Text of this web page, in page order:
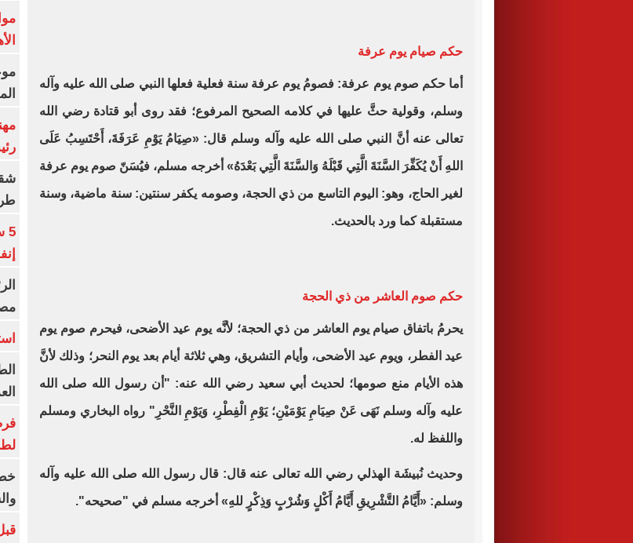
حكم صيام يوم عرفة
أما حكم صوم يوم عرفة: فصومُ يوم عرفة سنة فعلية فعلها النبي صلى الله عليه وآله
وسلم، وقولية حثَّ عليها في كلامه الصحيح المرفوع؛ فقد روى أبو قتادة رضي الله
تعالى عنه أنَّ النبي صلى الله عليه وآله وسلم قال: «صِيَامُ يَوْمِ عَرَفَةَ، أَحْتَسِبُ عَلَى
اللهِ أَنْ يُكَفِّرَ السَّنَةَ الَّتِي قَبْلَهُ وَالسَّنَةَ الَّتِي بَعْدَهُ» أخرجه مسلم، فيُسَنّ صوم يوم عرفة
لغير الحاج، وهو: اليوم التاسع من ذي الحجة، وصومه يكفر سنتين: سنة ماضية، وسنة
مستقبلة كما ورد بالحديث.
حكم صوم العاشر من ذي الحجة
يحرمُ باتفاق صيام يوم العاشر من ذي الحجة؛ لأنَّه يوم عيد الأضحى، فيحرم صوم يوم
عيد الفطر، ويوم عيد الأضحى، وأيام التشريق، وهي ثلاثة أيام بعد يوم النحر؛ وذلك لأنَّ
هذه الأيام منع صومها؛ لحديث أبي سعيد رضي الله عنه: "أن رسول الله صلى الله
عليه وآله وسلم نَهَى عَنْ صِيَامِ يَوْمَيْنِ؛ يَوْمِ الْفِطْرِ، وَيَوْمِ النَّحْرِ" رواه البخاري ومسلم
واللفظ له.
وحديث نُبيشَة الهذلي رضي الله تعالى عنه قال: قال رسول الله صلى الله عليه وآله
وسلم: «أَيَّامُ التَّشْرِيقِ أَيَّامُ أَكْلٍ وَشُرْبٍ وَذِكْرٍ للهِ» أخرجه مسلم في "صحيحه".